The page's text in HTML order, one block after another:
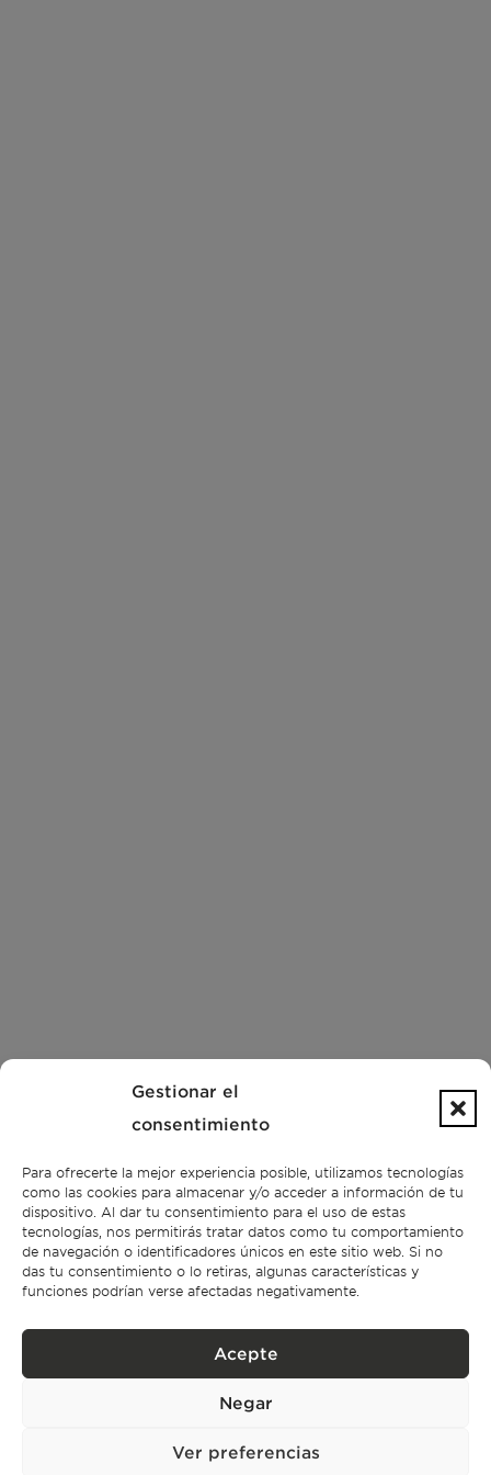
Gestionar el
consentimiento
Para ofrecerte la mejor experiencia posible, utilizamos tecnologías
como las cookies para almacenar y/o acceder a información de tu
dispositivo. Al dar tu consentimiento para el uso de estas
tecnologías, nos permitirás tratar datos como tu comportamiento
de navegación o identificadores únicos en este sitio web. Si no
das tu consentimiento o lo retiras, algunas características y
funciones podrían verse afectadas negativamente.
Acepte
Negar
Ver preferencias